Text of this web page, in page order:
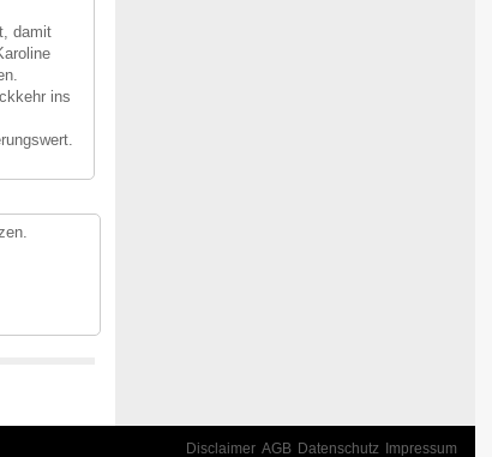
damit
ins
Impressum
Datenschutz
AGB
Disclaimer